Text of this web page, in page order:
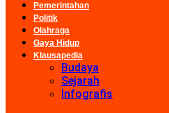
Pemerintahan
Politik
Olahraga
Gaya Hidup
Klausapedia
Budaya
Sejarah
Infografis